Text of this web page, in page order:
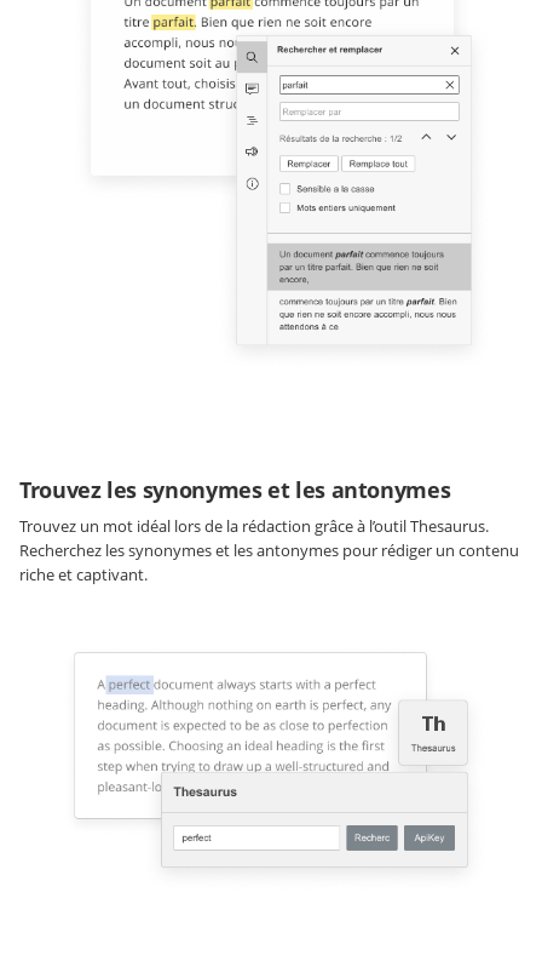
Trouvez les synonymes et les antonymes
Trouvez un mot idéal lors de la rédaction grâce à l’outil Thesaurus.
Recherchez les synonymes et les antonymes pour rédiger un contenu
riche et captivant.